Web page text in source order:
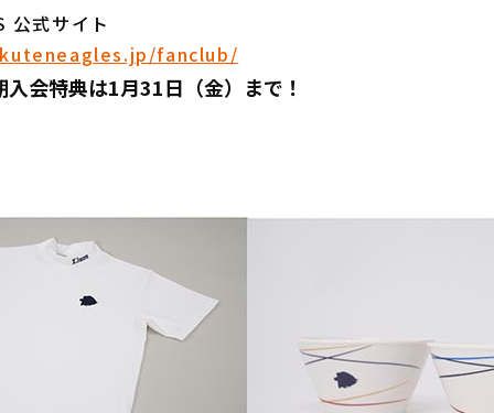
公式サイト
fanclub/
入会特典は1月31日（金）まで！